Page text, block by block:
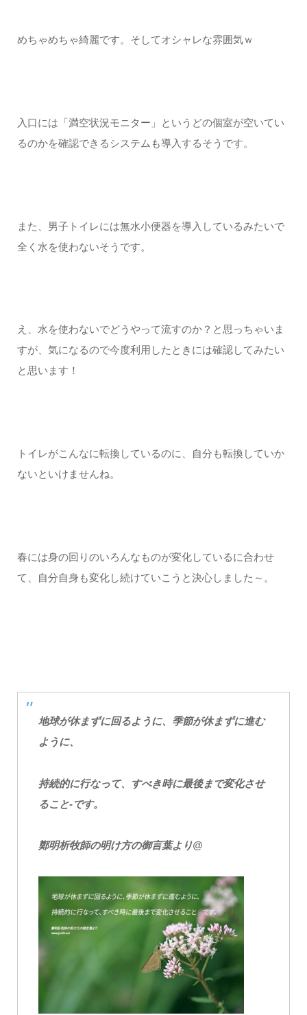
めちゃめちゃ綺麗です。そしてオシャレな雰囲気ｗ
入口には「満空状況モニター」というどの個室が空いてい
るのかを確認できるシステムも導入するそうです。
また、男子トイレには無水小便器を導入しているみたいで
全く水を使わないそうです。
え、水を使わないでどうやって流すのか？と思っちゃいま
すが、気になるので今度利用したときには確認してみたい
と思います！
トイレがこんなに転換しているのに、自分も転換していか
ないといけませんね。
春には身の回りのいろんなものが変化しているに合わせ
て、自分自身も変化し続けていこうと決心しました～。
地球が休まずに回るように、季節が休まずに進む
ように、
持続的に行なって、すべき時に最後まで変化させ
ること‐です。
鄭明析牧師の明け方の御言葉より@